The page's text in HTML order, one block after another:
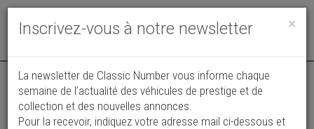
Toggle
×
Inscrivez-vous à notre newsletter
La newsletter de Classic Number vous informe chaque
semaine de l’actualité des véhicules de prestige et de
collection et des nouvelles annonces.
Pour la recevoir, indiquez votre adresse mail ci-dessous et